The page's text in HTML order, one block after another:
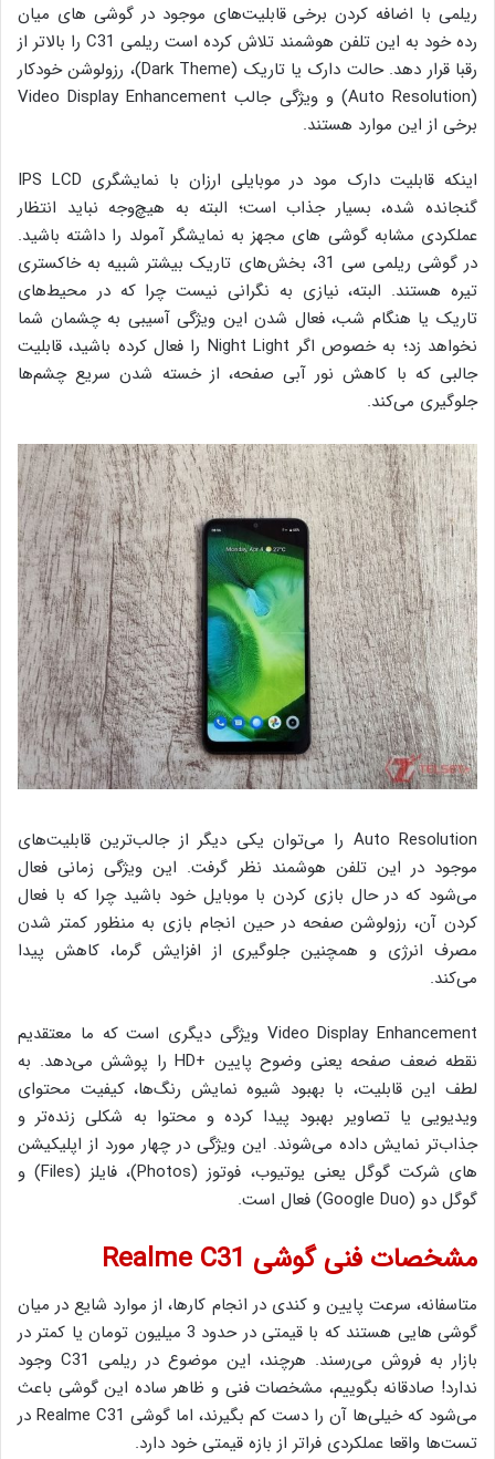
ریلمی با اضافه کردن برخی قابلیت‌های موجود در گوشی های میان
رده خود به این تلفن هوشمند تلاش کرده است ریلمی C31 را بالاتر از
رقبا قرار دهد. حالت دارک یا تاریک (Dark Theme)، رزولوشن خودکار
(Auto Resolution) و ویژگی جالب Video Display Enhancement
برخی از این موارد هستند.
اینکه قابلیت دارک مود در موبایلی ارزان با نمایشگری IPS LCD
گنجانده شده، بسیار جذاب است؛ البته به هیچ‌وجه نباید انتظار
عملکردی مشابه گوشی های مجهز به نمایشگر آمولد را داشته باشید.
در گوشی ریلمی سی 31، بخش‌های تاریک بیشتر شبیه به خاکستری
تیره هستند. البته، نیازی به نگرانی نیست چرا که در محیط‌های
تاریک یا هنگام شب، فعال شدن این ویژگی آسیبی به چشمان شما
نخواهد زد؛ به خصوص اگر Night Light را فعال کرده باشید، قابلیت
جالبی که با کاهش نور آبی صفحه، از خسته شدن سریع چشم‌ها
جلوگیری می‌کند.
Auto Resolution را می‌توان یکی دیگر از جالب‌ترین قابلیت‌های
موجود در این تلفن هوشمند نظر گرفت. این ویژگی زمانی فعال
می‌شود که در حال بازی کردن با موبایل خود باشید چرا که با فعال
کردن آن، رزولوشن صفحه در حین انجام بازی به منظور کمتر شدن
مصرف انرژی و همچنین جلوگیری از افزایش گرما، کاهش پیدا
می‌کند.
Video Display Enhancement ویژگی دیگری است که ما معتقدیم
نقطه ضعف صفحه یعنی وضوح پایین +HD را پوشش می‌دهد. به
لطف این قابلیت، با بهبود شیوه نمایش رنگ‌ها، کیفیت محتوای
ویدیویی یا تصاویر بهبود پیدا کرده و محتوا به شکلی زنده‌تر و
جذاب‌تر نمایش داده می‌شوند. این ویژگی در چهار مورد از اپلیکیشن
های شرکت گوگل یعنی یوتیوب، فوتوز (Photos)، فایلز (Files) و
گوگل دو (Google Duo) فعال است.
مشخصات فنی گوشی Realme C31
متاسفانه، سرعت پایین و کندی در انجام کارها، از موارد شایع در میان
گوشی هایی هستند که با قیمتی در حدود 3 میلیون تومان یا کمتر در
بازار به فروش می‌رسند. هرچند، این موضوع در ریلمی C31 وجود
ندارد! صادقانه بگوییم، مشخصات فنی و ظاهر ساده این گوشی باعث
می‌شود که خیلی‌ها آن را دست کم بگیرند، اما گوشی Realme C31 در
تست‌ها واقعا عملکردی فراتر از بازه قیمتی خود دارد.